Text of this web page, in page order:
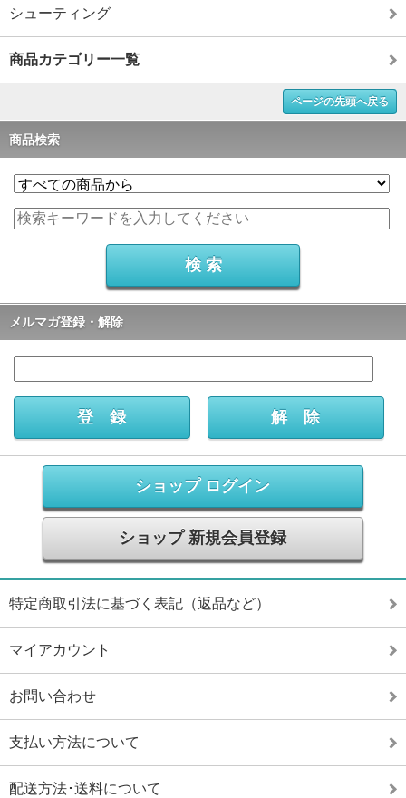
シューティング
商品カテゴリー一覧
ページの先頭へ戻る
商品検索
メルマガ登録・解除
ショップ ログイン
ショップ 新規会員登録
特定商取引法に基づく表記（返品など）
マイアカウント
お問い合わせ
支払い方法について
配送方法･送料について